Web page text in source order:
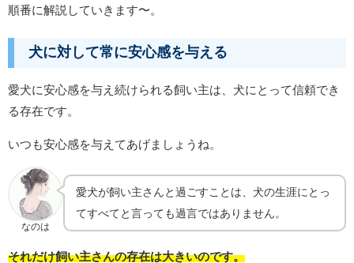
順番に解説していきます〜。
犬に対して常に安心感を与える
愛犬に安心感を与え続けられる飼い主は、犬にとって信頼でき
る存在です。
いつも安心感を与えてあげましょうね。
なのは
愛犬が飼い主さんと過ごすことは、犬の生涯にとっ
てすべてと言っても過言ではありません。
それだけ飼い主さんの存在は大きいのです。